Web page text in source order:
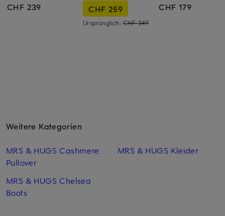
CHF 239 CHF 259
Ursprünglich: CHF 349
CHF 179
Weitere Kategorien
MRS & HUGS Cashmere
Pullover
MRS & HUGS Chelsea
Boots
MRS & HUGS Kleider